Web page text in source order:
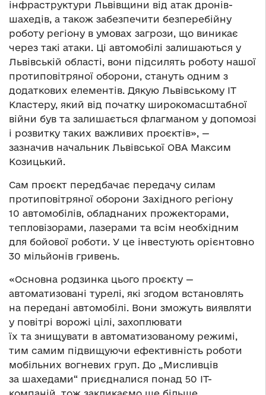
інфраструктури Львівщини від атак дронів-
шахедів, а також забезпечити безперебійну
роботу регіону в умовах загрози, що виникає
через такі атаки. Ці автомобілі залишаються у
Львівській області, вони підсилять роботу нашої
протиповітряної оборони, стануть одним з
додаткових елементів. Дякую Львівському ІТ
Кластеру, який від початку широкомасштабної
війни був та залишається флагманом у допомозі
і розвитку таких важливих проєктів», —
зазначив начальник Львівської ОВА Максим
Козицький.
Сам проєкт передбачає передачу силам
протиповітряної оборони Західного регіону
10 автомобілів, обладнаних прожекторами,
тепловізорами, лазерами та всім необхідним
для бойової роботи. У це інвестують орієнтовно
30 мільйонів гривень.
«Основна родзинка цього проєкту —
автоматизовані турелі, які згодом встановлять
на передані автомобілі. Вони зможуть виявляти
у повітрі ворожі цілі, захоплювати
їх та знищувати в автоматизованому режимі,
тим самим підвищуючи ефективність роботи
мобільних вогневих груп. До „Мисливців
за шахедами“ приєдналися понад 50 ІТ-